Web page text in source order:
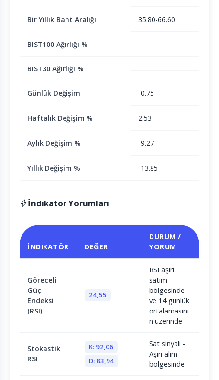
Bir Yıllık Bant Aralığı 35.80-66.60
BIST100 Ağırlığı %
BIST30 Ağırlığı %
Günlük Değişim -0.75
Haftalık Değişim % 2.53
Aylık Değişim % -9.27
Yıllık Değişim % -13.85
İndikatör Yorumları
İNDIKATÖR DEĞER
DURUM /
YORUM
Göreceli
Güç
Endeksi
(RSI)
24,55
RSI aşırı
satım
bölgesinde
ve 14 günlük
ortalamasını
n üzerinde
Stokastik
RSI
K: 92,06
D: 83,94
Sat sinyali -
Aşırı alım
bölgesinde